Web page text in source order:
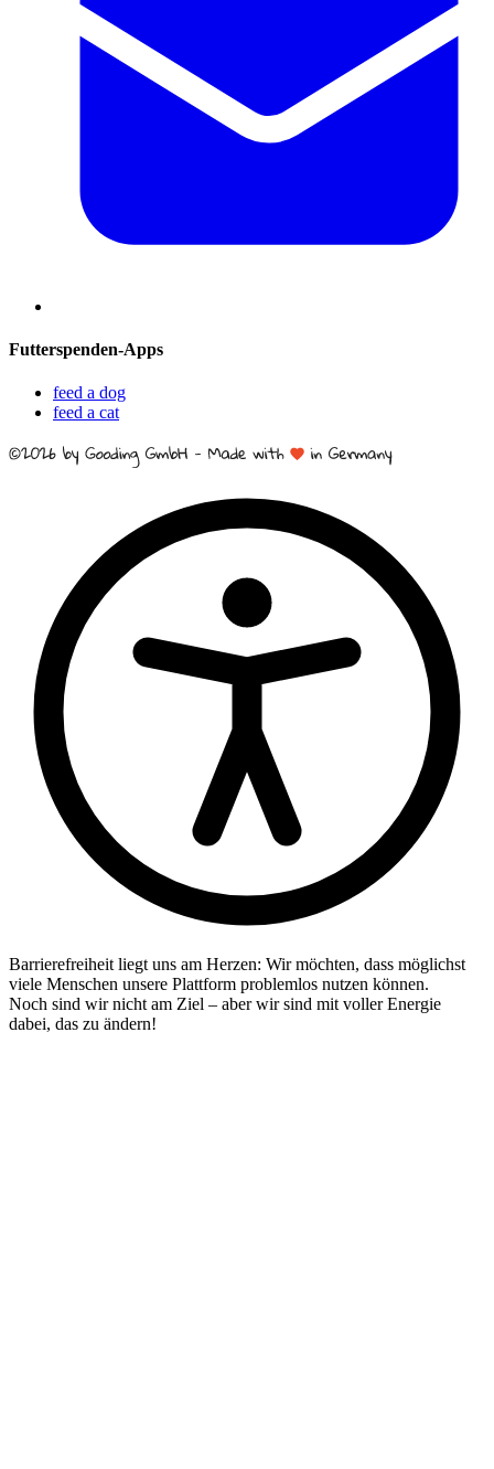
Futterspenden-Apps
feed a dog
feed a cat
Barrierefreiheit liegt uns am Herzen: Wir möchten, dass möglichst
viele Menschen unsere Plattform problemlos nutzen können.
Noch sind wir nicht am Ziel – aber wir sind mit voller Energie
dabei, das zu ändern!